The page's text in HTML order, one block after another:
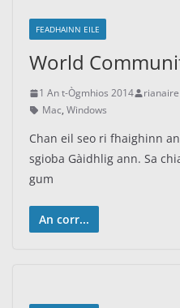
FEADHAINN EILE
World
1 An t-Ògmhios 2014 rianaire
Mac, Windows
Chan eil seo ri fhaighinn
sgioba Gàidhlig ann. Sa
gum
An corr...